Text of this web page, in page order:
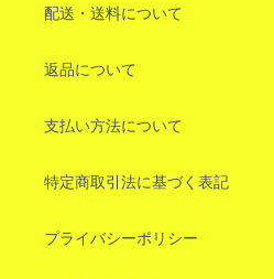
配送・送料について
返品について
支払い方法について
特定商取引法に基づく表記
プライバシーポリシー